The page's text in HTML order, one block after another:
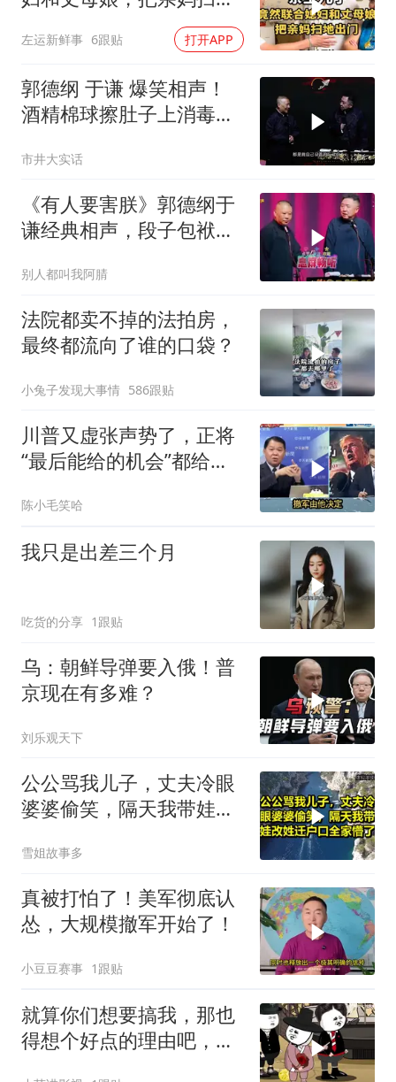
左运新鲜事 6跟贴 打开APP
郭德纲 于谦 爆笑相声！
酒精棉球擦肚子上消毒，
擦反了？
市井大实话
《有人要害朕》郭德纲于
谦经典相声，段子包袱满
别人都叫我阿腈
法院都卖不掉的法拍房，
最终都流向了谁的口袋？
小兔子发现大事情 586跟贴
川普又虚张声势了，正将
“最后能给的机会”都给伊
陈小毛笑哈
我只是出差三个月
吃货的分享 1跟贴
乌：朝鲜导弹要入俄！普
京现在有多难？
刘乐观天下
公公骂我儿子，丈夫冷眼
婆婆偷笑，隔天我带娃改
雪姐故事多
真被打怕了！美军彻底认
怂，大规模撤军开始了！
小豆豆赛事 1跟贴
就算你们想要搞我，那也
得想个好点的理由吧，这